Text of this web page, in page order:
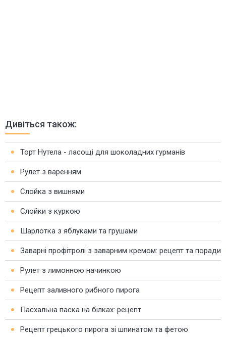
Дивіться також:
Торт Нутела - ласощі для шоколадних гурманів
Рулет з варенням
Слойка з вишнями
Слойки з куркою
Шарлотка з яблуками та грушами
Заварні профітролі з заварним кремом: рецепт та поради
Рулет з лимонною начинкою
Рецепт заливного рибного пирога
Пасхальна паска на білках: рецепт
Рецепт грецького пирога зі шпинатом та фетою